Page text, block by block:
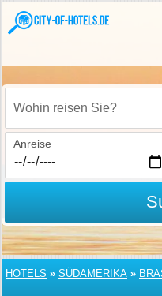
Wohin reisen Sie?
Anreise
HOTELS » SÜDAMERIKA »